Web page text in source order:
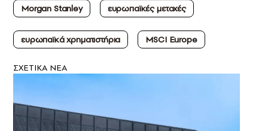
Morgan Stanley
ευρωπαϊκές μετοχές
ευρωπαϊκά χρηματιστήρια MSCI Europe
ΣXETIKA NEA